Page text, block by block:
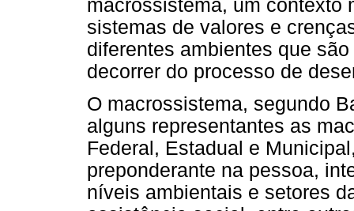
macrossistema, um contexto
sistemas de valores e
diferentes ambientes que
decorrer do processo de
O macrossistema, segundo
alguns representantes as
Federal, Estadual e
preponderante na pessoa,
níveis ambientais e setores